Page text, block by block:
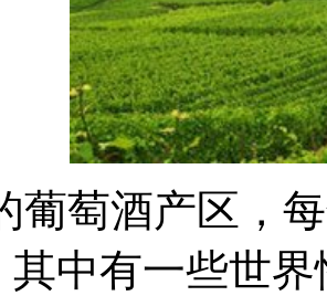
葡萄酒产区，
其中有一些世